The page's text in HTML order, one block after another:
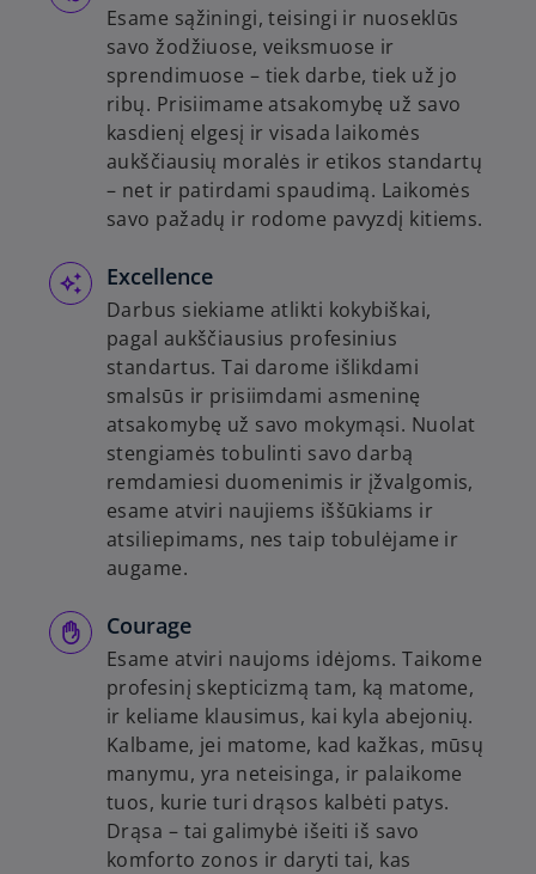
Esame sąžiningi, teisingi ir nuoseklūs
savo žodžiuose, veiksmuose ir
sprendimuose – tiek darbe, tiek už jo
ribų. Prisiimame atsakomybę už savo
kasdienį elgesį ir visada laikomės
aukščiausių moralės ir etikos standartų
– net ir patirdami spaudimą. Laikomės
savo pažadų ir rodome pavyzdį kitiems.
Excellence
Darbus siekiame atlikti kokybiškai,
pagal aukščiausius profesinius
standartus. Tai darome išlikdami
smalsūs ir prisiimdami asmeninę
atsakomybę už savo mokymąsi. Nuolat
stengiamės tobulinti savo darbą
remdamiesi duomenimis ir įžvalgomis,
esame atviri naujiems iššūkiams ir
atsiliepimams, nes taip tobulėjame ir
augame.
Courage
Esame atviri naujoms idėjoms. Taikome
profesinį skepticizmą tam, ką matome,
ir keliame klausimus, kai kyla abejonių.
Kalbame, jei matome, kad kažkas, mūsų
manymu, yra neteisinga, ir palaikome
tuos, kurie turi drąsos kalbėti patys.
Drąsa – tai galimybė išeiti iš savo
komforto zonos ir daryti tai, kas